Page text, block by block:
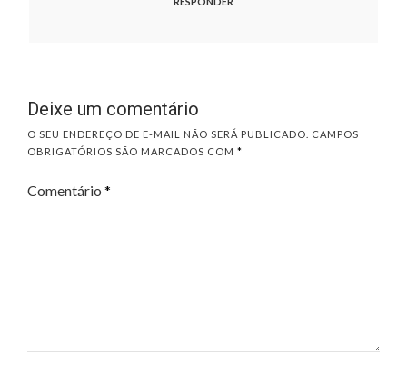
Deixe um comentário
O SEU ENDEREÇO DE E-MAIL NÃO SERÁ PUBLICADO.
CAMPOS
OBRIGATÓRIOS SÃO MARCADOS COM *
Comentário *